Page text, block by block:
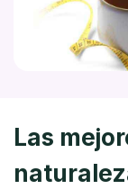
Las